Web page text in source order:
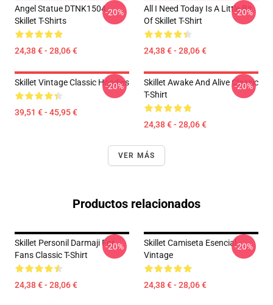
Angel Statue DTNK1504
Skillet T-Shirts
24,38 € - 28,06 €
-20%
All I Need Today Is A Little Bit
Of Skillet T-Shirt
24,38 € - 28,06 €
-20%
Skillet Vintage Classic Hoodies
39,51 € - 45,95 €
-20%
Skillet Awake And Alive Classic
T-Shirt
24,38 € - 28,06 €
-20%
VER MÁS
Productos relacionados
Skillet Personil Darmaji For
Fans Classic T-Shirt
24,38 € - 28,06 €
-20%
Skillet Camiseta Esencial
Vintage
24,38 € - 28,06 €
-20%